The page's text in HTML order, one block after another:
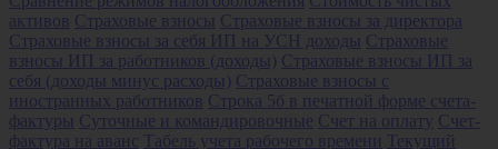
активов Страховые взносы Страховые взносы за директора
Страховые взносы за себя ИП на УСН доходы Страховые
взносы ИП за работников (доходы) Страховые взносы ИП за
себя (доходы минус расходы) Страховые взносы с
иностранных работников Строка 5б в печатной форме счета-
фактуры Суточные и командировочные Счет на оплату Счет-
фактура на аванс
Табель учета рабочего времени Текущий